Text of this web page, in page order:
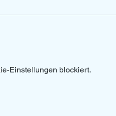
Einstellungen blockiert.